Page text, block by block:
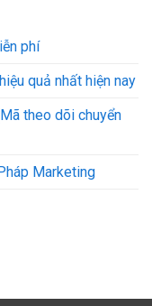
phí
quả nhất hiện nay
theo dõi chuyển
Marketing